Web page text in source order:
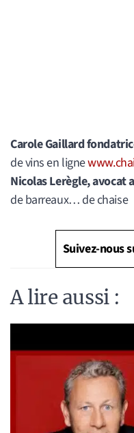
Carole Gaillard
de vins en ligne
Nicolas Lerègle, avocat
de barreaux… de chaise
Suivez-nous
A lire aussi :